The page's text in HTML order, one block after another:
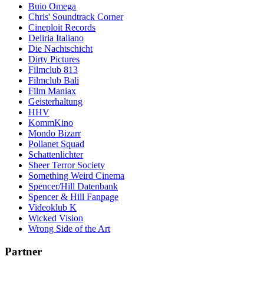
Buio Omega
Chris' Soundtrack Corner
Cineploit Records
Deliria Italiano
Die Nachtschicht
Dirty Pictures
Filmclub 813
Filmclub Bali
Film Maniax
Geisterhaltung
HHV
KommKino
Mondo Bizarr
Pollanet Squad
Schattenlichter
Sheer Terror Society
Something Weird Cinema
Spencer/Hill Datenbank
Spencer & Hill Fanpage
Videoklub K
Wicked Vision
Wrong Side of the Art
Partner